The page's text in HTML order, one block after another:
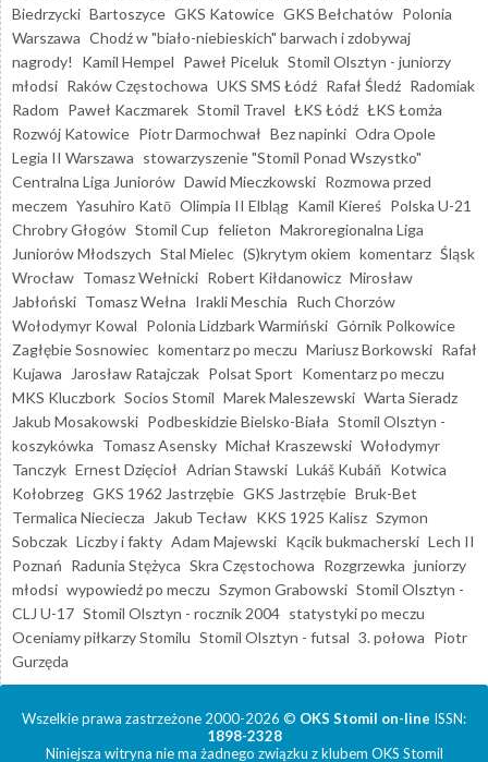
Biedrzycki Bartoszyce GKS Katowice GKS Bełchatów Polonia
Warszawa Chodź w "biało-niebieskich" barwach i zdobywaj
nagrody!
Kamil Hempel Paweł Piceluk Stomil Olsztyn - juniorzy
młodsi Raków Częstochowa UKS SMS Łódź Rafał Śledź Radomiak
Radom Paweł Kaczmarek Stomil Travel ŁKS Łódź ŁKS Łomża
Rozwój Katowice Piotr Darmochwał Bez napinki Odra Opole
Legia II Warszawa stowarzyszenie "Stomil Ponad Wszystko"
Centralna Liga Juniorów Dawid Mieczkowski Rozmowa przed
meczem Yasuhiro Katō Olimpia II Elbląg Kamil Kiereś Polska U-21
Chrobry Głogów Stomil Cup felieton Makroregionalna Liga
Juniorów Młodszych Stal Mielec (S)krytym okiem komentarz Śląsk
Wrocław Tomasz Wełnicki Robert Kiłdanowicz Mirosław
Jabłoński Tomasz Wełna Irakli Meschia Ruch Chorzów
Wołodymyr Kowal Polonia Lidzbark Warmiński Górnik Polkowice
Zagłębie Sosnowiec komentarz po meczu Mariusz Borkowski Rafał
Kujawa
Jarosław Ratajczak Polsat Sport Komentarz po meczu
MKS Kluczbork Socios Stomil Marek Maleszewski Warta Sieradz
Jakub Mosakowski Podbeskidzie Bielsko-Biała Stomil Olsztyn -
koszykówka Tomasz Asensky Michał Kraszewski Wołodymyr
Tanczyk Ernest Dzięcioł Adrian Stawski Lukáš Kubáň Kotwica
Kołobrzeg GKS 1962 Jastrzębie GKS Jastrzębie Bruk-Bet
Termalica Nieciecza
Jakub Tecław KKS 1925 Kalisz Szymon
Sobczak Liczby i fakty Adam Majewski Kącik bukmacherski Lech II
Poznań Radunia Stężyca Skra Częstochowa Rozgrzewka juniorzy
młodsi wypowiedź po meczu Szymon Grabowski Stomil Olsztyn -
CLJ U-17 Stomil Olsztyn - rocznik 2004 statystyki po meczu
Oceniamy piłkarzy Stomilu Stomil Olsztyn - futsal 3. połowa Piotr
Gurzęda
Wszelkie prawa zastrzeżone 2000-2026 © OKS Stomil on-line ISSN:
1898-2328
Niniejsza witryna nie ma żadnego związku z klubem OKS Stomil